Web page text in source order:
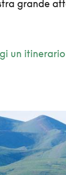
grande
un